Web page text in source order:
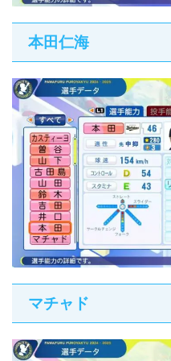
本田仁海
マチャド